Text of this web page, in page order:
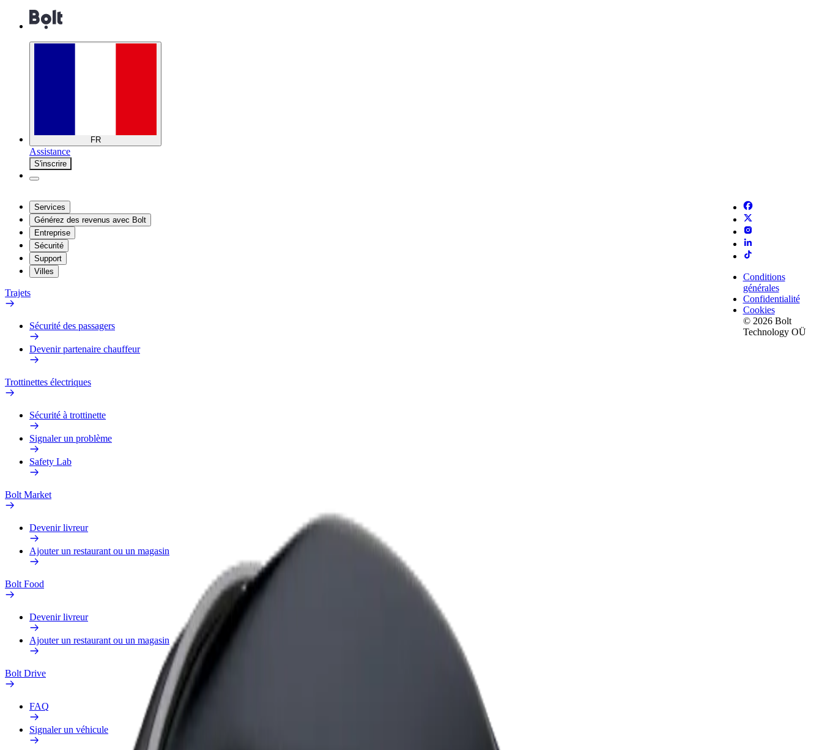
FR
Assistance
S'inscrire
Services
Générez des revenus avec Bolt
Entreprise
Sécurité
Support
Villes
Trajets
Sécurité des passagers
Devenir partenaire chauffeur
Trottinettes électriques
Sécurité à trottinette
Signaler un problème
Safety Lab
Bolt Market
Devenir livreur
Ajouter un restaurant ou un magasin
Bolt Food
Devenir livreur
Ajouter un restaurant ou un magasin
Bolt Drive
FAQ
Signaler un véhicule
Conditions
générales
Confidentialité
Cookies
© 2026 Bolt
Technology OÜ